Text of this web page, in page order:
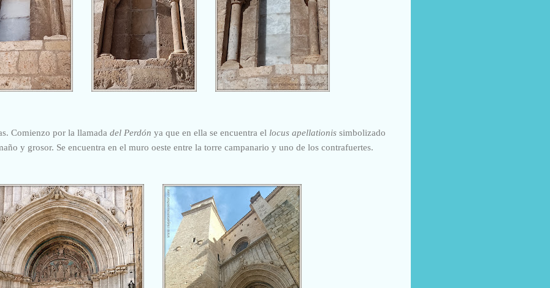
Comienzo por la llamada del Perdón ya que en ella se encuentra el locus apellationis simbolizado
y grosor. Se encuentra en el muro oeste entre la torre campanario y uno de los contrafuertes.